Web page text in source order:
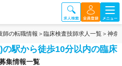
師の転職情報 臨床検査技師求人一覧 神奈
駅から徒歩10分以内の臨床
集情報一覧